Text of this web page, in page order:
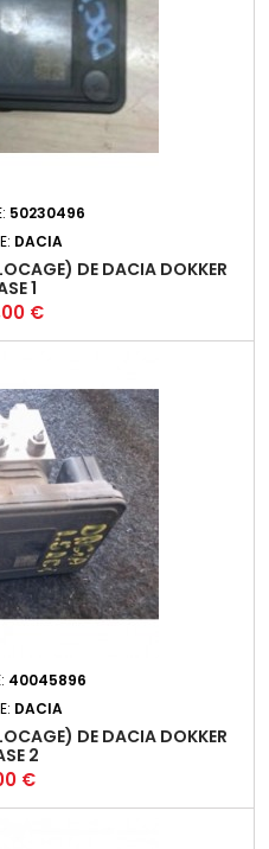
50230496
DACIA
DE DACIA DOKKER
1
€
40045896
DACIA
DE DACIA DOKKER
2
€